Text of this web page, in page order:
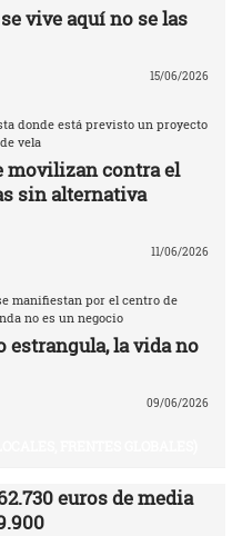
vive aquí no se las
15/06/2026
donde está previsto un proyecto
vela
movilizan contra el
sin alternativa
11/06/2026
manifiestan por el centro de
no es un negocio
estrangula, la vida no
09/06/2026
euros de media